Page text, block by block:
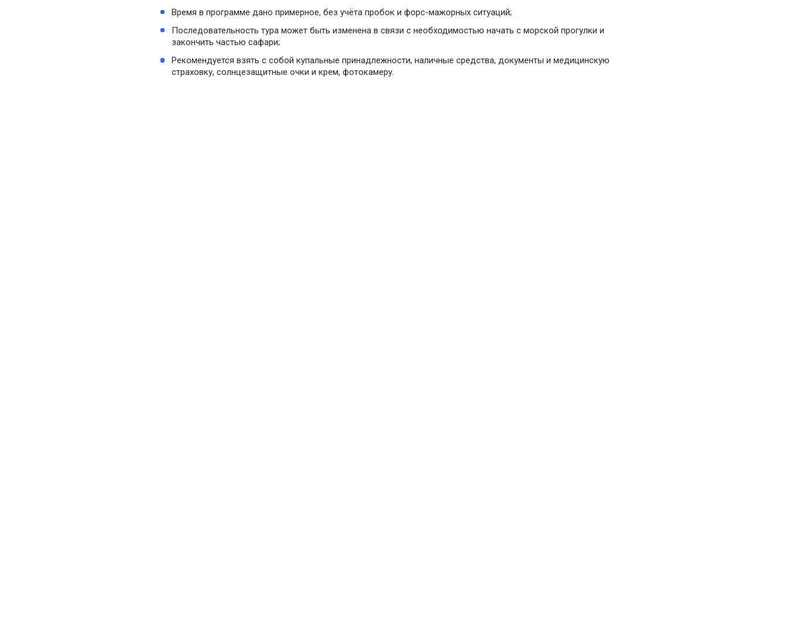
Время в программе дано примерное, без учёта пробок и форс-мажорных ситуаций;
Последовательность тура может быть изменена в связи с необходимостью начать с морской прогулки и
закончить частью сафари;
Рекомендуется взять с собой купальные принадлежности, наличные средства, документы и медицинскую
страховку, солнцезащитные очки и крем, фотокамеру.